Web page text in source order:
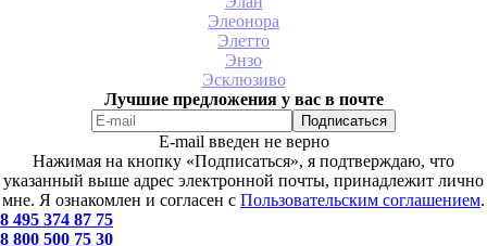
Элеонора
Элетто
Энзо
Эсклюзиво
Лучшие предложения у вас в почте
E-mail введен не верно
Нажимая на кнопку «Подписаться», я подтверждаю, что
указанный выше адрес электронной почты, принадлежит лично
мне. Я ознакомлен и согласен с Пользовательским соглашением.
8 495 374 87 75
8 800 500 75 30